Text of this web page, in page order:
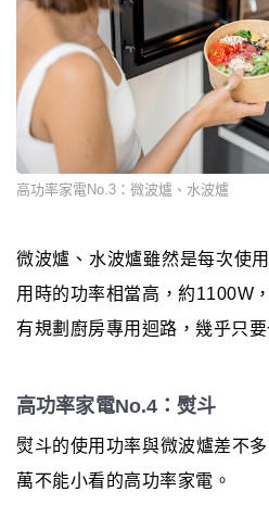
高功率家電No.3：微波爐、水波爐
微波爐、水波爐雖然是每次使
用時的功率相當高，約1100W
有規劃廚房專用迴路，幾乎只
高功率家電No.4：熨斗
熨斗的使用功率與微波爐差不
萬不能小看的高功率家電。